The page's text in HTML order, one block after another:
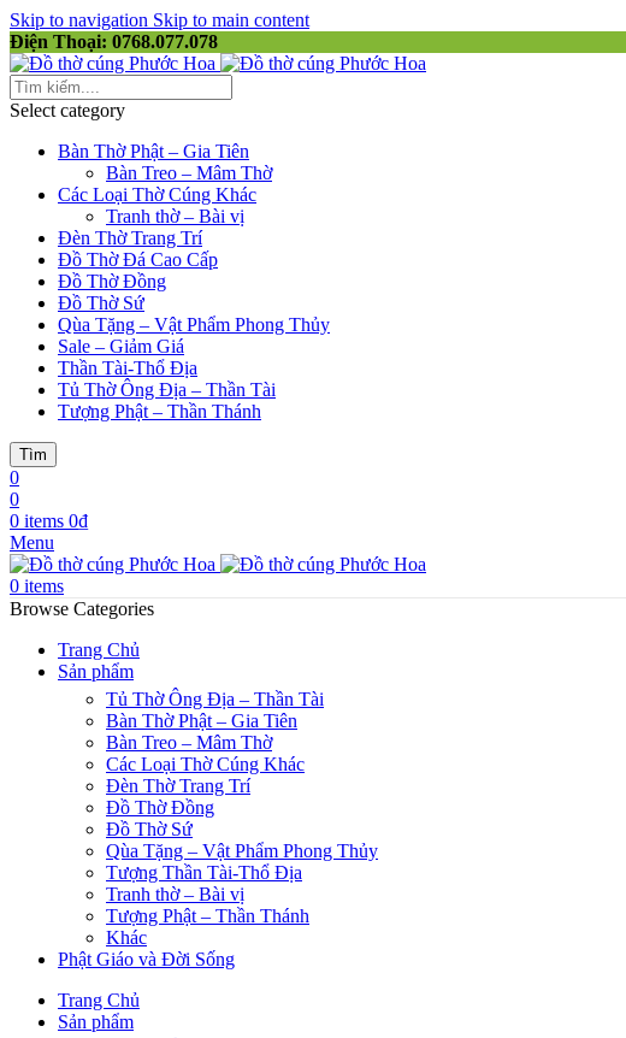
Skip to navigation Skip to main content
Điện Thoại: 0768.077.078
Select category
Bàn Thờ Phật – Gia Tiên
Bàn Treo – Mâm Thờ
Các Loại Thờ Cúng Khác
Tranh thờ – Bài vị
Đèn Thờ Trang Trí
Đồ Thờ Đá Cao Cấp
Đồ Thờ Đồng
Đồ Thờ Sứ
Qùa Tặng – Vật Phẩm Phong Thủy
Sale – Giảm Giá
Thần Tài-Thổ Địa
Tủ Thờ Ông Địa – Thần Tài
Tượng Phật – Thần Thánh
Tìm
0
0
0 items 0₫
Menu
0 items
Browse Categories
Trang Chủ
Sản phẩm
Tủ Thờ Ông Địa – Thần Tài
Bàn Thờ Phật – Gia Tiên
Bàn Treo – Mâm Thờ
Các Loại Thờ Cúng Khác
Đèn Thờ Trang Trí
Đồ Thờ Đồng
Đồ Thờ Sứ
Qùa Tặng – Vật Phẩm Phong Thủy
Tượng Thần Tài-Thổ Địa
Tranh thờ – Bài vị
Tượng Phật – Thần Thánh
Khác
Phật Giáo và Đời Sống
Trang Chủ
Sản phẩm